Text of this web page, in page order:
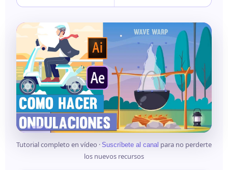
Tutorial completo en vídeo · Suscríbete al canal para no perderte
los nuevos recursos